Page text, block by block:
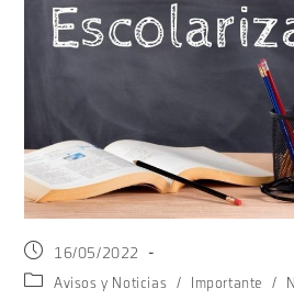
Publicación
de
la
16/05/2022
CategoríaAvisos y Noticias / Importante /